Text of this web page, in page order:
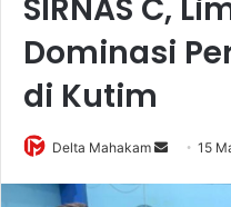
SIRNAS C,
Dominasi
di Kutim
Delta Mahakam 15